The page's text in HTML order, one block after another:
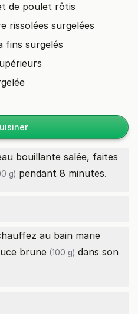
de poulet rôtis
rissolées surgelées
fins surgelés
bouillante salée, faites
g) pendant 8 minutes.
au bain marie
brune (100 g) dans son